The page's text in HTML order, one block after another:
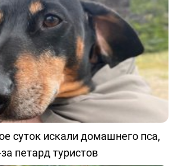
суток искали домашнего пса,
петард туристов